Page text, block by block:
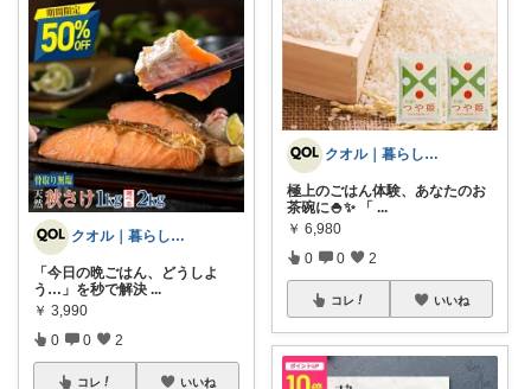
クオル｜暮らしの「質」爆上げ🈁
「今日の晩ごはん、どうしよ
う…」を秒で解決 ...
￥ 3,990
0 0 2
コレ いいね
クオル｜暮らしの「質」爆上げ🈁
極上のごはん体験、あなたのお
茶碗に🍚✨ 「 ...
￥ 6,980
0 0 2
コレ いいね